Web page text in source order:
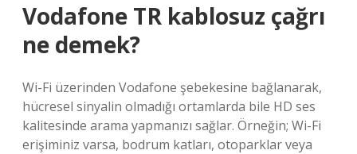
Vodafone TR kablosuz çağrı
ne demek?
Wi-Fi üzerinden Vodafone şebekesine bağlanarak,
hücresel sinyalin olmadığı ortamlarda bile HD ses
kalitesinde arama yapmanızı sağlar. Örneğin; Wi-Fi
erişiminiz varsa, bodrum katları, otoparklar veya